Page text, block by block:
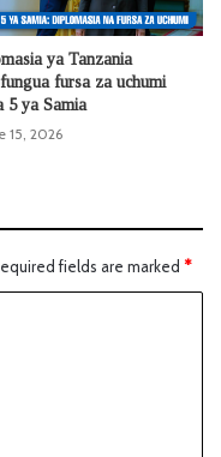
ya Tanzania
fursa za uchumi
5 ya Samia
15, 2026
fields are marked *